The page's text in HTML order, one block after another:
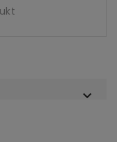
